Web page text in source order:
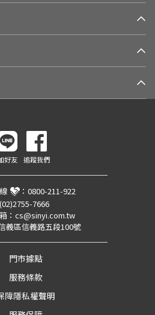
好友 追蹤我們
： 0800-211-922
(02)2755-7666
： cs@sinyi.com.tw
義區信義路五段100號
門市據點
服務條款
障隱私權聲明